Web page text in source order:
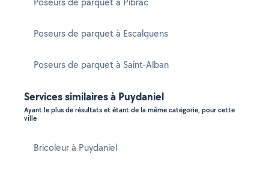
Poseurs de parquet à Escalquens
Poseurs de parquet à Saint-Alban
Services similaires à Puydaniel
Ayant le plus de résultats et étant de la même catégorie, pour cette
ville
Bricoleur à Puydaniel